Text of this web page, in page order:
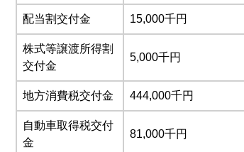
配当割交付金 15,000千円
株式等譲渡所得割
交付金
5,000千円
地方消費税交付金 444,000千円
自動車取得税交付
金
81,000千円